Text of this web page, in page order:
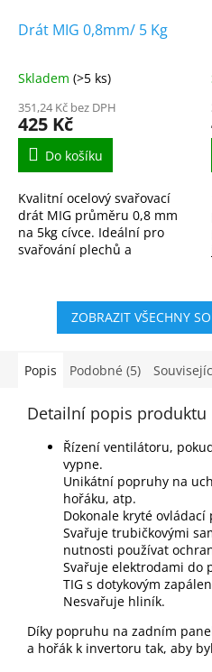
Drát MIG 0,8mm/ 5 Kg
Skladem (>5 ks)
351,24 Kč bez DPH
425 Kč
Do košíku
Kvalitní ocelový svařovací
drát MIG průměru 0,8 mm
na 5kg cívce. Ideální pro
svařování plechů a
nebo argonu. Stabilní oblouk
ZOBRAZIT VŠECHNY
Popis Podobné (5)
Detailní popis produktu
Řízení ventilátoru,
vypne.
Unikátní popruhy na
hořáku, atp.
Dokonale kryté ovládací
Svařuje trubičkovými
nutnosti používat
Svařuje elektrodami do
TIG s dotykovým
Nesvařuje hliník.
Díky popruhu na zadním
a hořák k invertoru tak, aby